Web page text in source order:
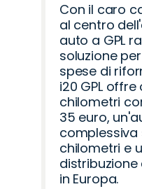
Con il caro
al centro
auto a GPL
soluzione
spese di
i20 GPL
chilometri
35 euro,
complessiva
chilometri e
distribuzione
in Europa.